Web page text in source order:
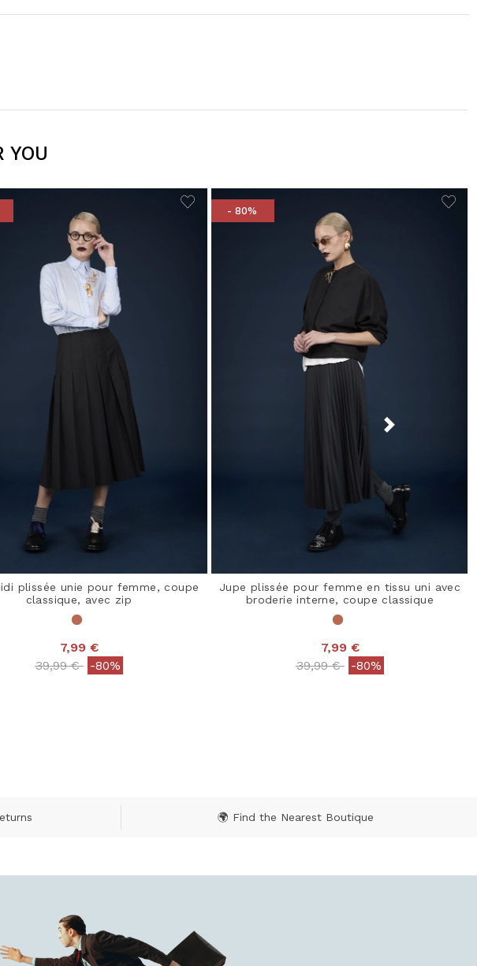
YOU
plissée unie pour femme, coupe
classique, avec zip
7,99 €
Price reduced from
39,99 €to-80%
- 80%
Jupe plissée pour femme en tissu uni avec
broderie interne, coupe classique
7,99 €
Price reduced from
39,99 €to-80%
🌍 Find the Nearest Boutique